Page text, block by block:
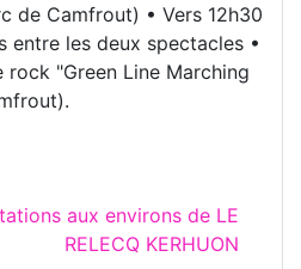
de Camfrout) • Vers 12h30
entre les deux spectacles •
"Green Line Marching
aux environs de LE
RELECQ KERHUON